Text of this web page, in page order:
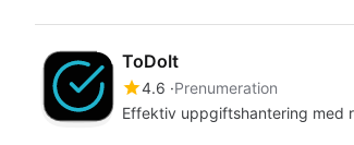
ToDoIt
4.6 Prenumeration
Effektiv uppgiftshantering med